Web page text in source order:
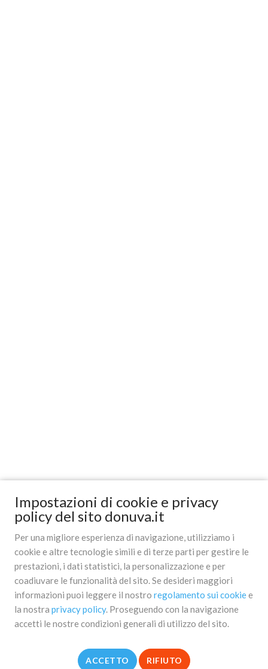
Impostazioni di cookie e privacy
policy del sito donuva.it
Per una migliore esperienza di navigazione, utilizziamo i
cookie e altre tecnologie simili e di terze parti per gestire le
prestazioni, i dati statistici, la personalizzazione e per
coadiuvare le funzionalità del sito. Se desideri maggiori
informazioni puoi leggere il nostro regolamento sui cookiee
la nostra privacy policy. Proseguendo con la navigazione
accetti le nostre condizioni generali di utilizzo del sito.
ACCETTO RIFIUTO